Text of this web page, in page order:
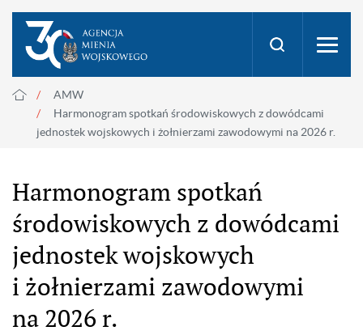
AMW
Harmonogram spotkań środowiskowych z dowódcami
jednostek wojskowych i żołnierzami zawodowymi na 2026 r.
Harmonogram spotkań
środowiskowych z dowódcami
jednostek wojskowych
i żołnierzami zawodowymi
na 2026 r.